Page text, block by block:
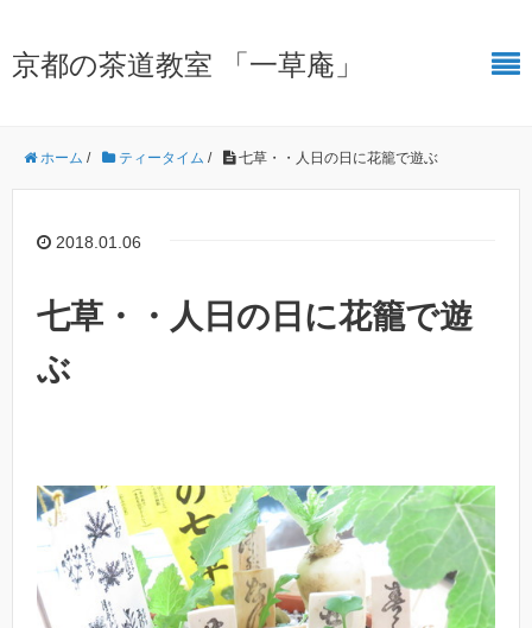
京都の茶道教室 「一草庵」
ホーム / ティータイム / 七草・・人日の日に花籠で遊ぶ
2018.01.06
七草・・人日の日に花籠で遊
ぶ